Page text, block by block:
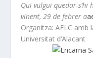
Qui vulgui quedar-
vinent, 29 de febrer a
Organitza: AELC amb
Universitat d’Alacant